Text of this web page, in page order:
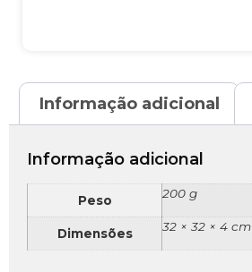
Informação adicional
Informação adicional
Peso 200 g
Dimensões 32 × 32 × 4 cm